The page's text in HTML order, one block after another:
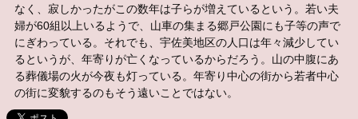
なく、寂しかったがこの数年は子らが増えているという。若い夫
婦が60組以上いるようで、山車の集まる郷戸公園にも子等の声で
にぎわっている。それでも、宇佐美地区の人口は年々減少してい
るというが、年寄りが亡くなっているからだろう。山の中腹にあ
る葬儀場の火が今夜も灯っている。年寄り中心の街から若者中心
の街に変貌するのもそう遠いことではない。